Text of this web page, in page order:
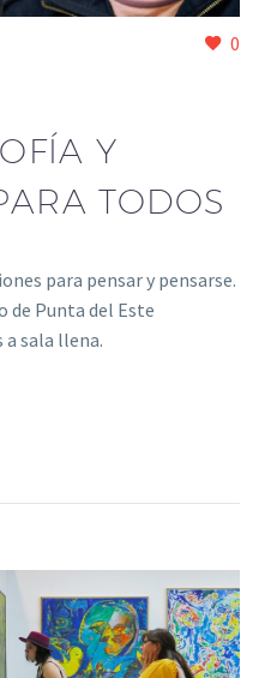
0
Y
TODOS
para pensar y pensarse.
de Punta del Este
a sala llena.